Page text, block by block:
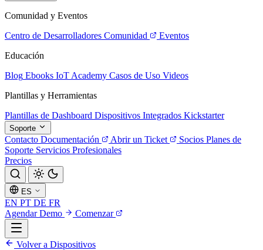
Comunidad y Eventos
Centro de Desarrolladores Comunidad
Eventos
Educación
Blog Ebooks IoT Academy Casos de Uso Videos
Plantillas y Herramientas
Plantillas de Dashboard Dispositivos Integrados Kickstarter
Soporte
Contacto Documentación Abrir un Ticket Socios Planes de
Soporte Servicios Profesionales
Precios
ES
EN PT DE FR
Agendar Demo
Comenzar
Volver a Dispositivos